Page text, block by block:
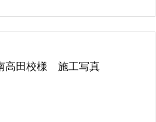
高田校様 施工写真